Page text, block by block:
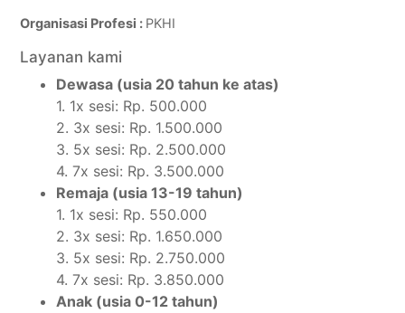
Organisasi Profesi : PKHI
Layanan kami
Dewasa (usia 20 tahun ke atas)
1. 1x sesi: Rp. 500.000
2. 3x sesi: Rp. 1.500.000
3. 5x sesi: Rp. 2.500.000
4. 7x sesi: Rp. 3.500.000
Remaja (usia 13-19 tahun)
1. 1x sesi: Rp. 550.000
2. 3x sesi: Rp. 1.650.000
3. 5x sesi: Rp. 2.750.000
4. 7x sesi: Rp. 3.850.000
Anak (usia 0-12 tahun)